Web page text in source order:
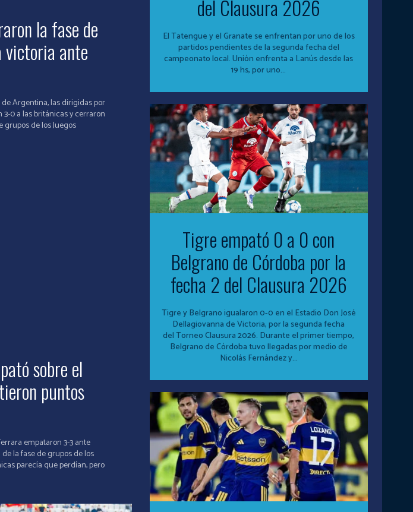
la fase de
victoria ante
Argentina, las dirigidas por
0 a las británicas y cerraron
grupos de los Juegos
sobre el
puntos
empataron 3-3 ante
la fase de grupos de los
parecía que perdían, pero
del Clausura 2026
El Tatengue y el Granate se enfrentan por uno de los
partidos pendientes de la segunda fecha del
campeonato local. Unión enfrenta a Lanús desde las
19 hs, por uno...
Tigre empató 0 a 0 con
Belgrano de Córdoba por la
fecha 2 del Clausura 2026
Tigre y Belgrano igualaron 0-0 en el Estadio Don José
Dellagiovanna de Victoria, por la segunda fecha
del Torneo Clausura 2026. Durante el primer tiempo,
Belgrano de Córdoba tuvo llegadas por medio de
Nicolás Fernández y...